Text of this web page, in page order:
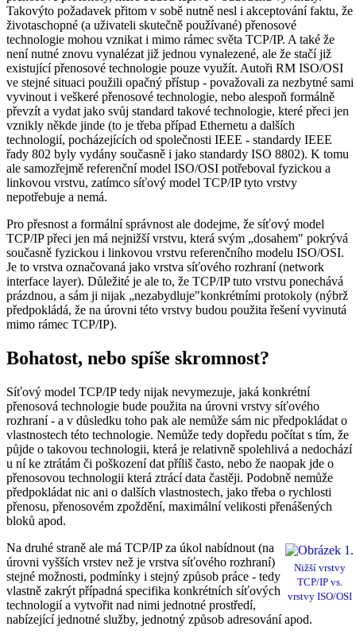
Takovýto požadavek přitom v sobě nutně nesl i akceptování faktu, že
životaschopné (a uživateli skutečně používané) přenosové
technologie mohou vznikat i mimo rámec světa TCP/IP. A také že
není nutné znovu vynalézat již jednou vynalezené, ale že stačí již
existující přenosové technologie pouze využít. Autoři RM ISO/OSI
ve stejné situaci použili opačný přístup - považovali za nezbytné sami
vyvinout i veškeré přenosové technologie, nebo alespoň formálně
převzít a vydat jako svůj standard takové technologie, které přeci jen
vznikly někde jinde (to je třeba případ Ethernetu a dalších
technologií, pocházejících od společnosti IEEE - standardy IEEE
řady 802 byly vydány současně i jako standardy ISO 8802). K tomu
ale samozřejmě referenční model ISO/OSI potřeboval fyzickou a
linkovou vrstvu, zatímco síťový model TCP/IP tyto vrstvy
nepotřebuje a nemá.
Pro přesnost a formální správnost ale dodejme, že síťový model
TCP/IP přeci jen má nejnižší vrstvu, která svým „dosahem" pokrývá
současně fyzickou i linkovou vrstvu referenčního modelu ISO/OSI.
Je to vrstva označovaná jako vrstva síťového rozhraní (network
interface layer). Důležité je ale to, že TCP/IP tuto vrstvu ponechává
prázdnou, a sám ji nijak „nezabydluje"konkrétními protokoly (nýbrž
předpokládá, že na úrovni této vrstvy budou použita řešení vyvinutá
mimo rámec TCP/IP).
Bohatost, nebo spíše skromnost?
Síťový model TCP/IP tedy nijak nevymezuje, jaká konkrétní
přenosová technologie bude použita na úrovni vrstvy síťového
rozhraní - a v důsledku toho pak ale nemůže sám nic předpokládat o
vlastnostech této technologie. Nemůže tedy dopředu počítat s tím, že
půjde o takovou technologii, která je relativně spolehlivá a nedochází
u ní ke ztrátám či poškození dat příliš často, nebo že naopak jde o
přenosovou technologii která ztrácí data častěji. Podobně nemůže
předpokládat nic ani o dalších vlastnostech, jako třeba o rychlosti
přenosu, přenosovém zpoždění, maximální velikosti přenášených
bloků apod.
Nižší vrstvy
TCP/IP vs.
vrstvy ISO/OSI
Na druhé straně ale má TCP/IP za úkol nabídnout (na
úrovni vyšších vrstev než je vrstva síťového rozhraní)
stejné možnosti, podmínky i stejný způsob práce - tedy
vlastně zakrýt případná specifika konkrétních síťových
technologií a vytvořit nad nimi jednotné prostředí,
nabízející jednotné služby, jednotný způsob adresování apod.